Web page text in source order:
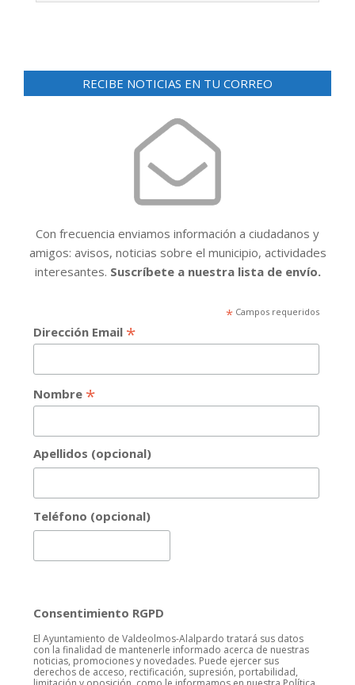
RECIBE NOTICIAS EN TU CORREO
Con frecuencia enviamos información a ciudadanos y
amigos: avisos, noticias sobre el municipio, actividades
interesantes. Suscríbete a nuestra lista de envío.
*Campos requeridos
Dirección Email *
Nombre *
Apellidos (opcional)
Teléfono (opcional)
Consentimiento RGPD
El Ayuntamiento de Valdeolmos-Alalpardo tratará sus datos
con la finalidad de mantenerle informado acerca de nuestras
noticias, promociones y novedades. Puede ejercer sus
derechos de acceso, rectificación, supresión, portabilidad,